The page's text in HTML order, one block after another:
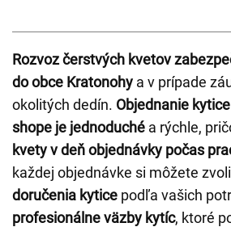
Rozvoz čerstvých kvetov
do obce Kratonohy a v prípade
okolitých dedín. Objednanie
shope je jednoduché a rýchle,
kvety v deň objednávky počas
každej objednávke si môžete
doručenia kytice podľa vašich
profesionálne väzby kytíc, ktoré